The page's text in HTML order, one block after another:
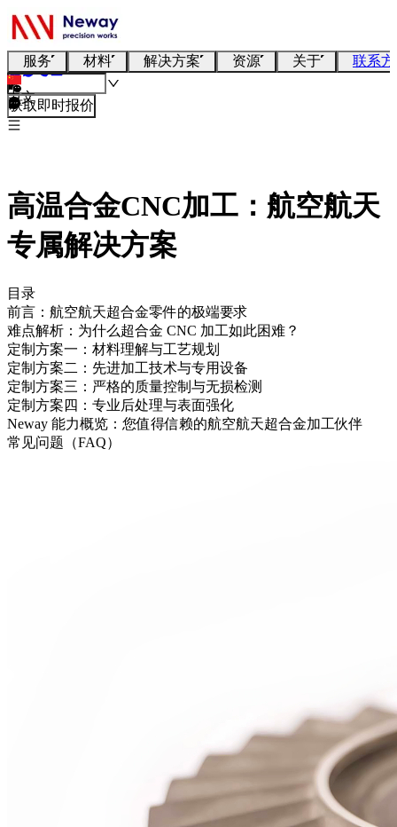
服务 材料 解决方案 资源 关于 联系
中文
获取即时报价
高温合金CNC加工：航空航天
专属解决方案
目录
前言：航空航天超合金零件的极端要求
难点解析：为什么超合金 CNC 加工如此困难？
定制方案一：材料理解与工艺规划
定制方案二：先进加工技术与专用设备
定制方案三：严格的质量控制与无损检测
定制方案四：专业后处理与表面强化
Neway 能力概览：您值得信赖的航空航天超合金加工伙伴
常见问题（FAQ）